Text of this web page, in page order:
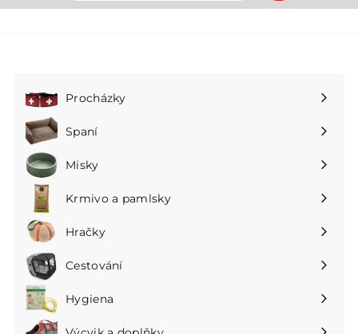
k
Procházky
Rozbalte
podnabídku
Spaní
Rozbalte
podnabídku
Misky
Rozbalte
podnabídku
Krmivo a pamlsky
Rozbalte
podnabídku
Hračky
Rozbalte
podnabídku
Cestování
Rozbalte
podnabídku
Hygiena
Rozbalte
podnabídku